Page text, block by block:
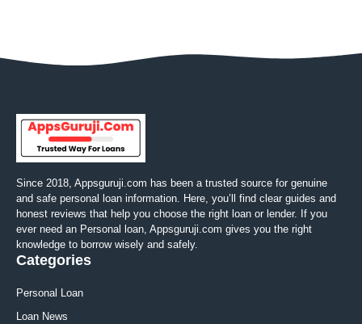
Since 2018, Appsguruji.com has been a trusted source for genuine
and safe personal loan information. Here, you’ll find clear guides and
honest reviews that help you choose the right loan or lender. If you
ever need an Personal loan, Appsguruji.com gives you the right
knowledge to borrow wisely and safely.
Categories
Personal Loan
Loan News